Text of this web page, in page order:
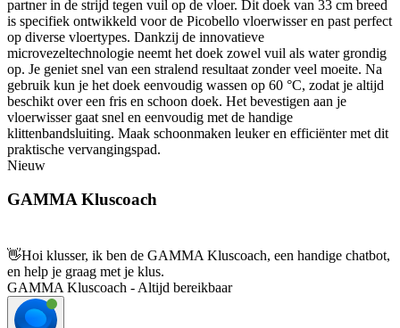
partner in de strijd tegen vuil op de vloer. Dit doek van 33 cm breed
is specifiek ontwikkeld voor de Picobello vloerwisser en past perfect
op diverse vloertypes. Dankzij de innovatieve
microvezeltechnologie neemt het doek zowel vuil als water grondig
op. Je geniet snel van een stralend resultaat zonder veel moeite. Na
gebruik kun je het doek eenvoudig wassen op 60 °C, zodat je altijd
beschikt over een fris en schoon doek. Het bevestigen aan je
vloerwisser gaat snel en eenvoudig met de handige
klittenbandsluiting. Maak schoonmaken leuker en efficiënter met dit
praktische vervangingspad.
Nieuw
GAMMA Kluscoach
👋Hoi klusser, ik ben de GAMMA Kluscoach, een handige chatbot,
en help je graag met je klus.
GAMMA Kluscoach - Altijd bereikbaar